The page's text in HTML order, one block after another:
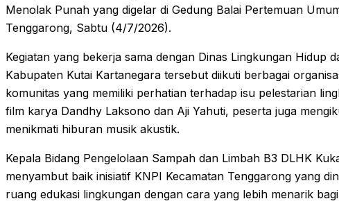
Menolak Punah yang digelar di Gedung Balai Pertemuan
Tenggarong, Sabtu (4/7/2026).
Kegiatan yang bekerja sama dengan Dinas Lingkungan Hidup
Kabupaten Kutai Kartanegara tersebut diikuti berbagai
komunitas yang memiliki perhatian terhadap isu pelestarian
film karya Dandhy Laksono dan Aji Yahuti, peserta juga
menikmati hiburan musik akustik.
Kepala Bidang Pengelolaan Sampah dan Limbah B3 DLHK
menyambut baik inisiatif KNPI Kecamatan Tenggarong yang
ruang edukasi lingkungan dengan cara yang lebih menarik